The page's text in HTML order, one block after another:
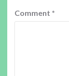
Comment *